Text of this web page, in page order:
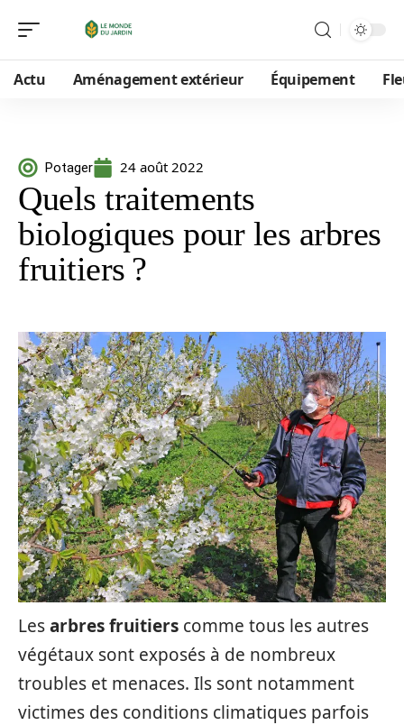
Actu Aménagement extérieur Équipement
Potager 24 août 2022
Quels traitements
biologiques pour les arbres
fruitiers ?
Lesarbres fruitiers comme tous les autres
végétaux sont exposés à de nombreux
troubles et menaces. Ils sont notamment
victimes des conditions climatiques parfois